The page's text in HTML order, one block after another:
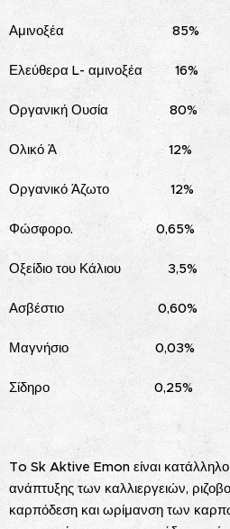
Αμινοξέα 85%
Ελεύθερα L- αμινοξέα 16%
Οργανική Ουσία 80%
Ολικό Ά 12%
Οργανικό Άζωτο 12%
Φώσφορο. 0,65%
Οξείδιο του Κάλιου 3,5%
Ασβέστιο 0,60%
Μαγνήσιο 0,03%
Σίδηρο 0,25%
To Sk Aktive Emon είναι κατάλληλο
ανάπτυξης των καλλιεργειών,
καρπόδεση και ωρίμανση των